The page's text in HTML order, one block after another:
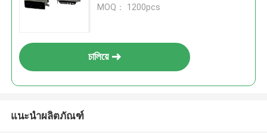
MOQ： 1200pcs
চালিয়ে
แนะนำผลิตภัณฑ์